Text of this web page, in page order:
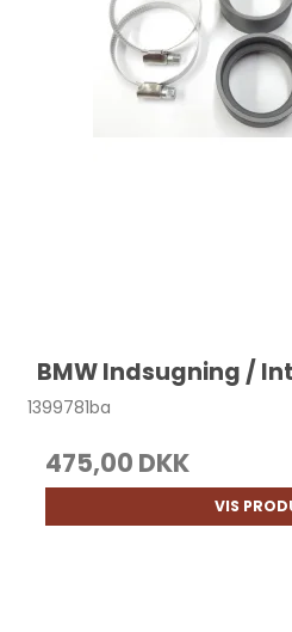
BMW Indsugning /
1399781ba
475,00 DKK
VIS